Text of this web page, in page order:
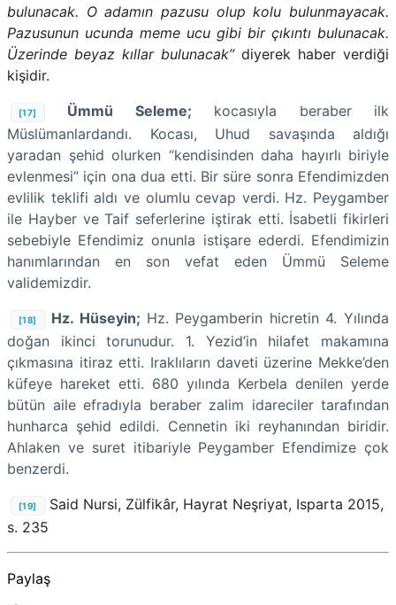
bulunacak. O adamın pazusu olup kolu bulunmayacak.
Pazusunun ucunda meme ucu gibi bir çıkıntı bulunacak.
Üzerinde beyaz kıllar bulunacak”diyerek haber verdiği
kişidir.
[17] Ümmü Seleme; kocasıyla beraber ilk
Müslümanlardandı. Kocası, Uhud savaşında aldığı
yaradan şehid olurken “kendisinden daha hayırlı biriyle
evlenmesi” için ona dua etti. Bir süre sonra Efendimizden
evlilik teklifi aldı ve olumlu cevap verdi. Hz. Peygamber
ile Hayber ve Taif seferlerine iştirak etti. İsabetli fikirleri
sebebiyle Efendimiz onunla istişare ederdi. Efendimizin
hanımlarından en son vefat eden Ümmü Seleme
validemizdir.
[18] Hz. Hüseyin; Hz. Peygamberin hicretin 4. Yılında
doğan ikinci torunudur. 1. Yezid’in hilafet makamına
çıkmasına itiraz etti. Iraklıların daveti üzerine Mekke’den
küfeye hareket etti. 680 yılında Kerbela denilen yerde
bütün aile efradıyla beraber zalim idareciler tarafından
hunharca şehid edildi. Cennetin iki reyhanından biridir.
Ahlaken ve suret itibariyle Peygamber Efendimize çok
benzerdi.
[19]
Said Nursi, Zülfikâr, Hayrat Neşriyat, Isparta 2015,
s. 235
Paylaş